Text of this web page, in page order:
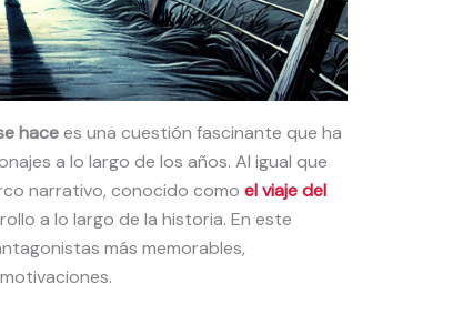
hacees una cuestión fascinante que ha
a lo largo de los años. Al igual que
narrativo, conocido como el viaje del
a lo largo de la historia. En este
más memorables,